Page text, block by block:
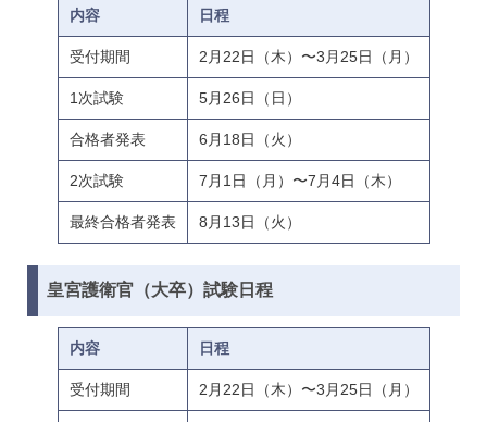
内容 日程
受付期間 2月22日（木）〜3月25日（月）
1次試験 5月26日（日）
合格者発表 6月18日（火）
2次試験 7月1日（月）〜7月4日（木）
最終合格者発表 8月13日（火）
皇宮護衛官（大卒）試験日程
内容 日程
受付期間 2月22日（木）〜3月25日（月）